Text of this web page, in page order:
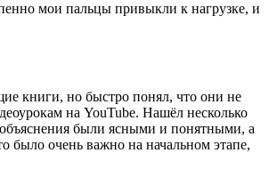
мои пальцы привыкли к нагрузке, и
книги, но быстро понял, что они не
на YouTube. Нашёл несколько
были ясными и понятными, а
очень важно на начальном этапе,